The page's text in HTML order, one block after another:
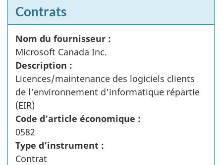
Contrats
Nom du fournisseur :
Microsoft Canada Inc.
Description :
Licences/maintenance des logiciels clients
de l'environnement d'informatique répartie
(EIR)
Code d’article économique :
0582
Type d’instrument :
Contrat